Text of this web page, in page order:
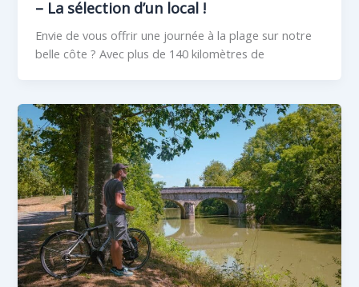
– La sélection d’un local !
Envie de vous offrir une journée à la plage sur notre
belle côte ? Avec plus de 140 kilomètres de